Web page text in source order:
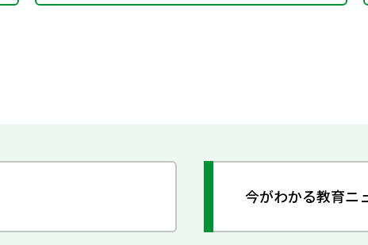
今がわかる教育ニ